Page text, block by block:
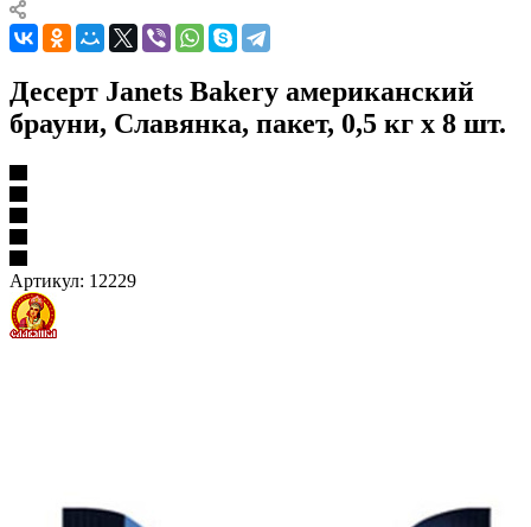
Десерт Janets Bakery американский
брауни, Славянка, пакет, 0,5 кг х 8 шт.
Артикул: 12229